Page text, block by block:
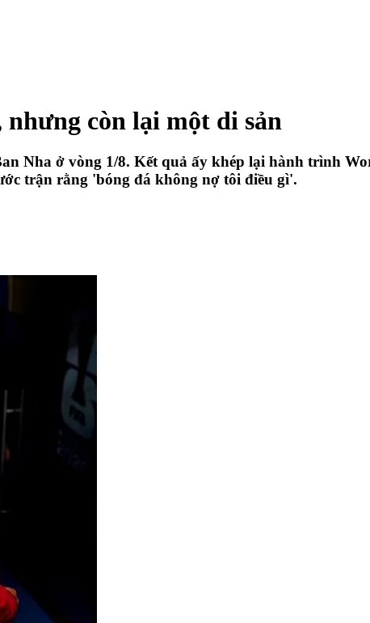
còn lại một di sản
Nha ở vòng 1/8. Kết quả ấy khép lại hành trình
trận rằng 'bóng đá không nợ tôi điều gì'.